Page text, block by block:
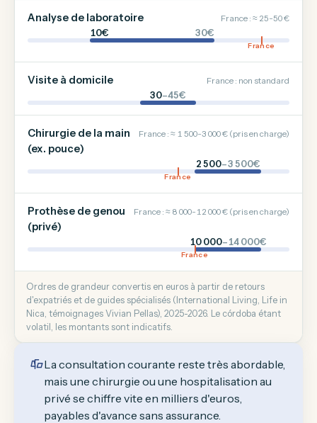
Analyse de laboratoire France : ≈ 25-50 €
10€ 30€
France
Visite à domicile France : non standard
30–45€
Chirurgie de la main
(ex. pouce)
France : ≈ 1 500-3 000 € (pris en charge)
2 500–3 500€
France
Prothèse de genou
(privé)
France : ≈ 8 000-12 000 € (pris en charge)
10 000–14 000€
France
Ordres de grandeur convertis en euros à partir de retours
d'expatriés et de guides spécialisés (International Living, Life in
Nica, témoignages Vivian Pellas), 2025-2026. Le córdoba étant
volatil, les montants sont indicatifs.
La consultation courante reste très abordable,
mais une chirurgie ou une hospitalisation au
privé se chiffre vite en milliers d'euros,
payables d'avance sans assurance.